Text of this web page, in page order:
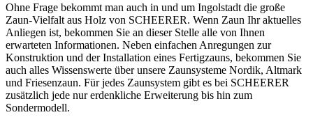
Ohne Frage bekommt man auch in und um Ingolstadt die große
Zaun-Vielfalt aus Holz von SCHEERER. Wenn Zaun Ihr aktuelles
Anliegen ist, bekommen Sie an dieser Stelle alle von Ihnen
erwarteten Informationen. Neben einfachen Anregungen zur
Konstruktion und der Installation eines Fertigzauns, bekommen Sie
auch alles Wissenswerte über unsere Zaunsysteme Nordik, Altmark
und Friesenzaun. Für jedes Zaunsystem gibt es bei SCHEERER
zusätzlich jede nur erdenkliche Erweiterung bis hin zum
Sondermodell.